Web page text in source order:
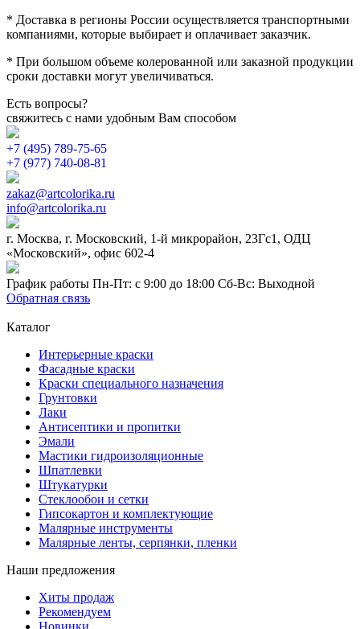
* Доставка в регионы России осуществляется транспортными
компаниями, которые выбирает и оплачивает заказчик.
* При большом объеме колерованной или заказной продукции
сроки доставки могут увеличиваться.
Есть вопросы?
свяжитесь с нами удобным Вам способом
+7 (495) 789-75-65
+7 (977) 740-08-81
zakaz@artcolorika.ru
info@artcolorika.ru
г. Москва, г. Московский, 1-й микрорайон, 23Гс1, ОДЦ
«Московский», офис 602-4
График работы Пн-Пт: с 9:00 до 18:00 Сб-Вс: Выходной
Обратная связь
Каталог
Интерьерные краски
Фасадные краски
Краски специального назначения
Грунтовки
Лаки
Антисептики и пропитки
Эмали
Мастики гидроизоляционные
Шпатлевки
Штукатурки
Стеклообои и сетки
Гипсокартон и комплектующие
Малярные инструменты
Малярные ленты, серпянки, пленки
Наши предложения
Хиты продаж
Рекомендуем
Новинки